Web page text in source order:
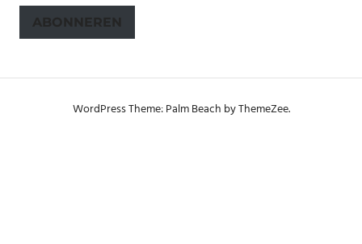
ABONNEREN
WordPress Theme: Palm Beach by ThemeZee.